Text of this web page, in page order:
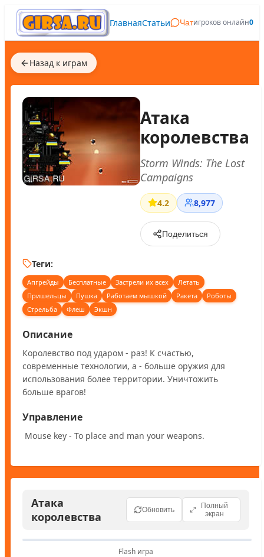
ГлавнаяСтатьи Чатигроков онлайн0
Назад к играм
Атака
королевства
Storm Winds: The Lost
Campaigns
4.2 8,977
Поделиться
Теги:
Апгрейды Бесплатные Застрели их всех
Летать
Пришельцы
Пушка Работаем мышкой Ракета
Роботы
Стрельба
Флеш Экшн
Описание
Королевство под ударом - раз! К счастью,
современные технологии, а - больше оружия для
использования более территории. Уничтожить
больше врагов!
Управление
Mouse key - To place and man your weapons.
Атака
королевства
Обновить
Полный
экран
Flash игра